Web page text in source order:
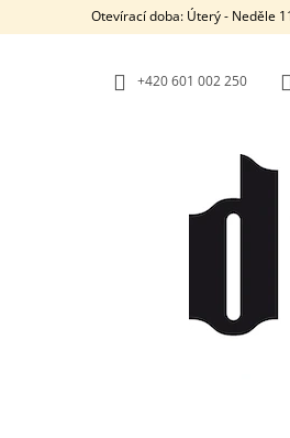
Otevírací doba: Úterý - Neděle
+420‭ 601 002 250
O